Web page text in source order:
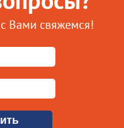
Вами свяжемся!